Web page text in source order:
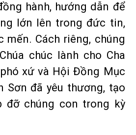
hành, hướng dẫn để
lớn lên trong đức tin,
mến. Cách riêng, chúng
chúc lành cho Cha
xứ và Hội Đồng Mục
Sơn đã yêu thương, tạo
đỡ chúng con trong kỳ